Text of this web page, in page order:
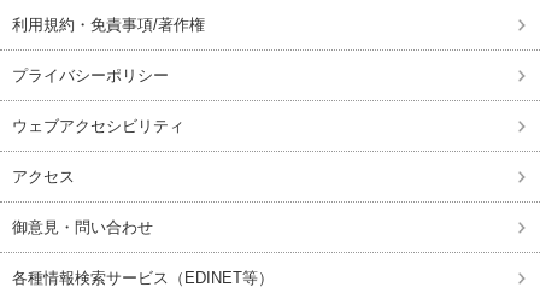
利用規約・免責事項/著作権
プライバシーポリシー
ウェブアクセシビリティ
アクセス
御意見・問い合わせ
各種情報検索サービス（EDINET等）